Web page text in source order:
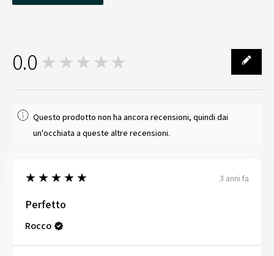
0.0 ★★★★★
Questo prodotto non ha ancora recensioni, quindi dai
un'occhiata a queste altre recensioni.
5
★★★★★ 3 anni fa
Perfetto
Rocco